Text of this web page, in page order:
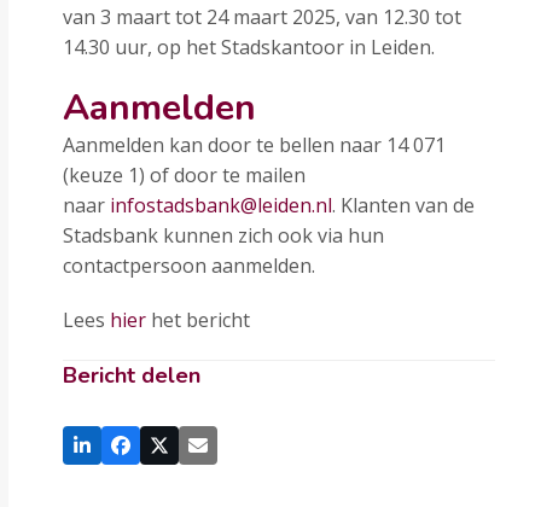
van 3 maart tot 24 maart 2025, van 12.30 tot
14.30 uur, op het Stadskantoor in Leiden.
Aanmelden
Aanmelden kan door te bellen naar 14 071
(keuze 1) of door te mailen
naar infostadsbank@leiden.nl. Klanten van de
Stadsbank kunnen zich ook via hun
contactpersoon aanmelden.
Lees hier het bericht
Bericht delen